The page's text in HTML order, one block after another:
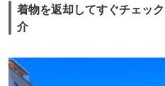
着物を返却してすぐチェッ
介